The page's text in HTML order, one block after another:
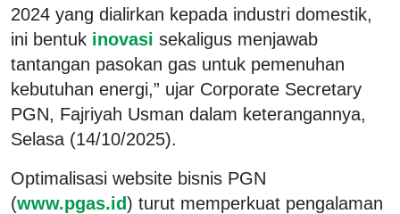
2024 yang dialirkan kepada industri domestik,
ini bentuk inovasi sekaligus menjawab
tantangan pasokan gas untuk pemenuhan
kebutuhan energi,” ujar Corporate Secretary
PGN, Fajriyah Usman dalam keterangannya,
Selasa (14/10/2025).
Optimalisasi website bisnis PGN
(www.pgas.id) turut memperkuat pengalaman